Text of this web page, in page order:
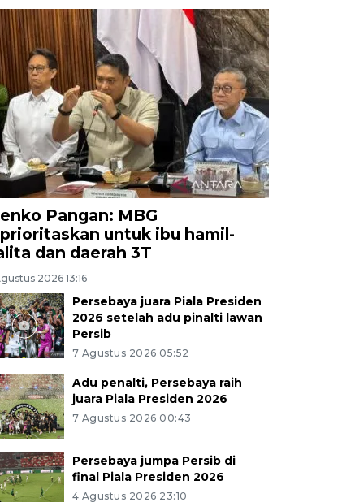
Pangan: MBG
untuk ibu hamil-
dan daerah 3T
2026 13:16
Persebaya juara Piala Presiden
2026 setelah adu pinalti lawan
Persib
7 Agustus 2026 05:52
Adu penalti, Persebaya raih
juara Piala Presiden 2026
7 Agustus 2026 00:43
Persebaya jumpa Persib di
final Piala Presiden 2026
4 Agustus 2026 23:10